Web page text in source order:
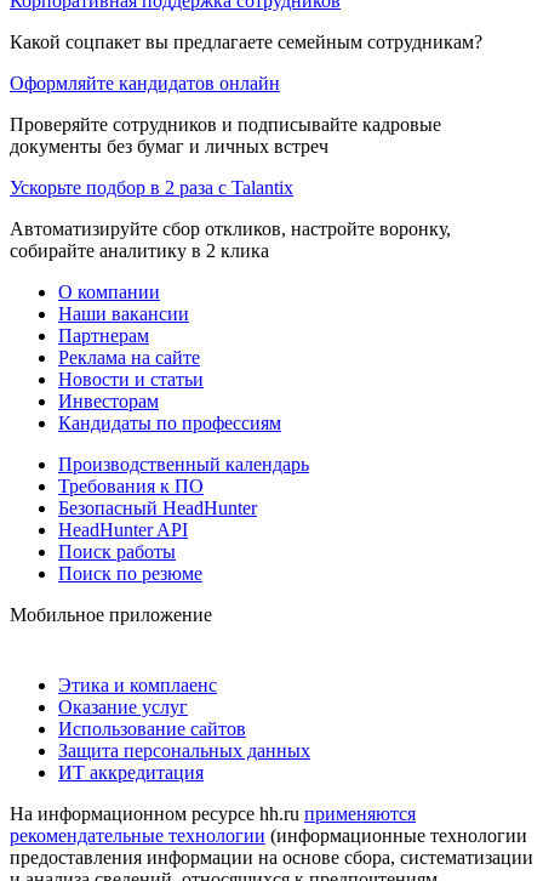
Какой соцпакет вы предлагаете семейным сотрудникам?
Оформляйте кандидатов онлайн
Проверяйте сотрудников и подписывайте кадровые
документы без бумаг и личных встреч
Ускорьте подбор в 2 раза с Talantix
Автоматизируйте сбор откликов, настройте воронку,
собирайте аналитику в 2 клика
О компании
Наши вакансии
Партнерам
Реклама на сайте
Новости и статьи
Инвесторам
Кандидаты по профессиям
Производственный календарь
Требования к ПО
Безопасный HeadHunter
HeadHunter API
Поиск работы
Поиск по резюме
Мобильное приложение
Этика и комплаенс
Оказание услуг
Использование сайтов
Защита персональных данных
ИТ аккредитация
На информационном ресурсе hh.ru применяются
рекомендательные технологии (информационные технологии
предоставления информации на основе сбора, систематизации